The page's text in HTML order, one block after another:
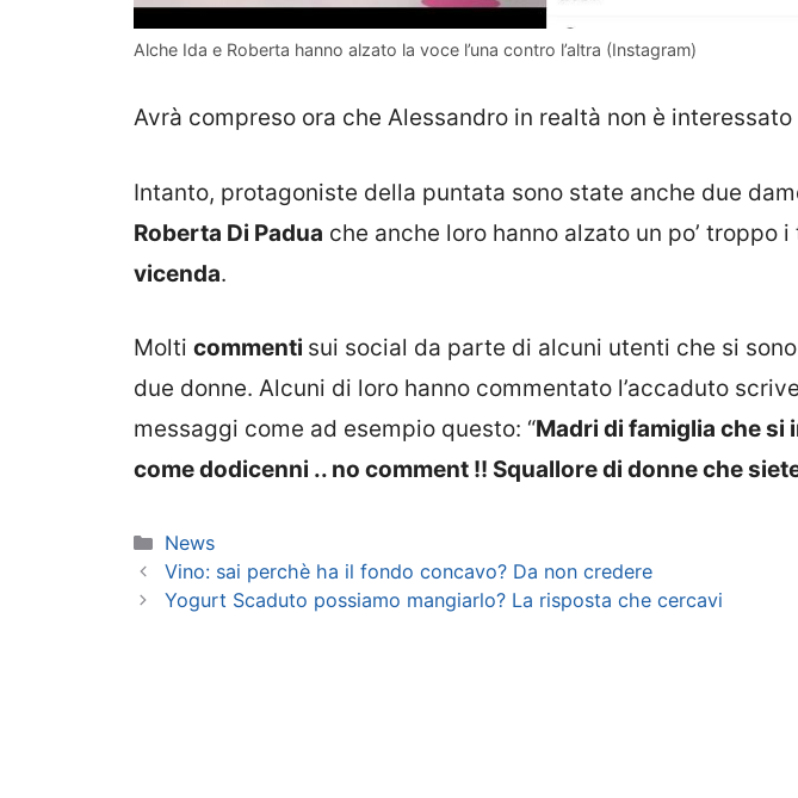
Alche Ida e Roberta hanno alzato la voce l’una contro l’altra (Instagram)
Avrà compreso ora che Alessandro in realtà non è interessato
Intanto, protagoniste della puntata sono state anche due
Roberta Di Padua che anche loro hanno alzato un po’ troppo i
vicenda.
Molti commenti sui social da parte di alcuni utenti che si
due donne. Alcuni di loro hanno commentato l’accaduto
messaggi come ad esempio questo: “Madri di famiglia che si
come dodicenni .. no comment !! Squallore di donne che
Categorie
News
Vino: sai perchè ha il fondo concavo? Da non credere
Yogurt Scaduto possiamo mangiarlo? La risposta che cercavi